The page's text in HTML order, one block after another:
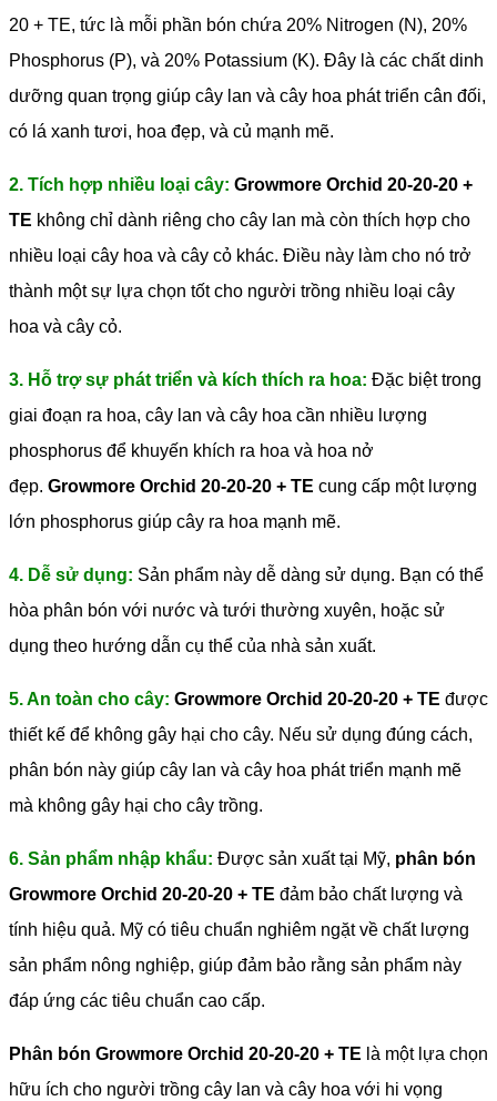
20 + TE, tức là mỗi phần bón chứa 20% Nitrogen (N), 20%
Phosphorus (P), và 20% Potassium (K). Đây là các chất dinh
dưỡng quan trọng giúp cây lan và cây hoa phát triển cân đối,
có lá xanh tươi, hoa đẹp, và củ mạnh mẽ.
2. Tích hợp nhiều loại cây: Growmore Orchid 20-20-20 +
TE không chỉ dành riêng cho cây lan mà còn thích hợp cho
nhiều loại cây hoa và cây cỏ khác. Điều này làm cho nó trở
thành một sự lựa chọn tốt cho người trồng nhiều loại cây
hoa và cây cỏ.
3. Hỗ trợ sự phát triển và kích thích ra hoa: Đặc biệt trong
giai đoạn ra hoa, cây lan và cây hoa cần nhiều lượng
phosphorus để khuyến khích ra hoa và hoa nở
đẹp. Growmore Orchid 20-20-20 + TE cung cấp một lượng
lớn phosphorus giúp cây ra hoa mạnh mẽ.
4. Dễ sử dụng: Sản phẩm này dễ dàng sử dụng. Bạn có thể
hòa phân bón với nước và tưới thường xuyên, hoặc sử
dụng theo hướng dẫn cụ thể của nhà sản xuất.
5. An toàn cho cây: Growmore Orchid 20-20-20 + TE được
thiết kế để không gây hại cho cây. Nếu sử dụng đúng cách,
phân bón này giúp cây lan và cây hoa phát triển mạnh mẽ
mà không gây hại cho cây trồng.
6. Sản phẩm nhập khẩu: Được sản xuất tại Mỹ, phân bón
Growmore Orchid 20-20-20 + TE đảm bảo chất lượng và
tính hiệu quả. Mỹ có tiêu chuẩn nghiêm ngặt về chất lượng
sản phẩm nông nghiệp, giúp đảm bảo rằng sản phẩm này
đáp ứng các tiêu chuẩn cao cấp.
Phân bón Growmore Orchid 20-20-20 + TE là một lựa chọn
hữu ích cho người trồng cây lan và cây hoa với hi vọng